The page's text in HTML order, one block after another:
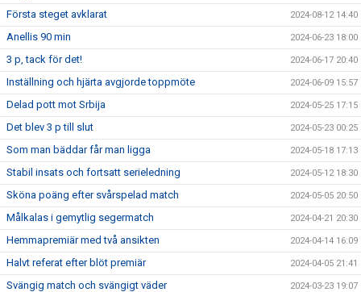
Första steget avklarat 2024-08-12 14:40
Anellis 90 min 2024-06-23 18:00
3 p, tack för det! 2024-06-17 20:40
Inställning och hjärta avgjorde toppmöte 2024-06-09 15:57
Delad pott mot Srbija 2024-05-25 17:15
Det blev 3 p till slut 2024-05-23 00:25
Som man bäddar får man ligga 2024-05-18 17:13
Stabil insats och fortsatt serieledning 2024-05-12 18:30
Sköna poäng efter svårspelad match 2024-05-05 20:50
Målkalas i gemytlig segermatch 2024-04-21 20:30
Hemmapremiär med två ansikten 2024-04-14 16:09
Halvt referat efter blöt premiär 2024-04-05 21:41
Svängig match och svängigt väder 2024-03-23 19:07